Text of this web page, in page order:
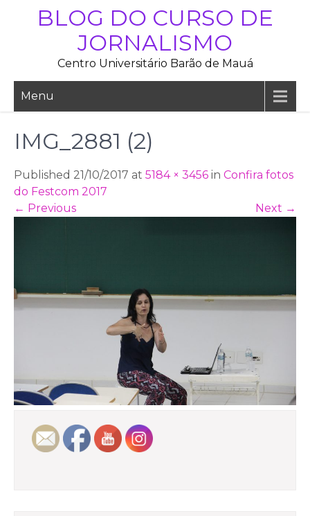
BLOG DO CURSO DE
JORNALISMO
Centro Universitário Barão de Mauá
Menu
IMG_2881 (2)
Published 21/10/2017 at 5184 × 3456 in Confira fotos
do Festcom 2017
← Previous Next →